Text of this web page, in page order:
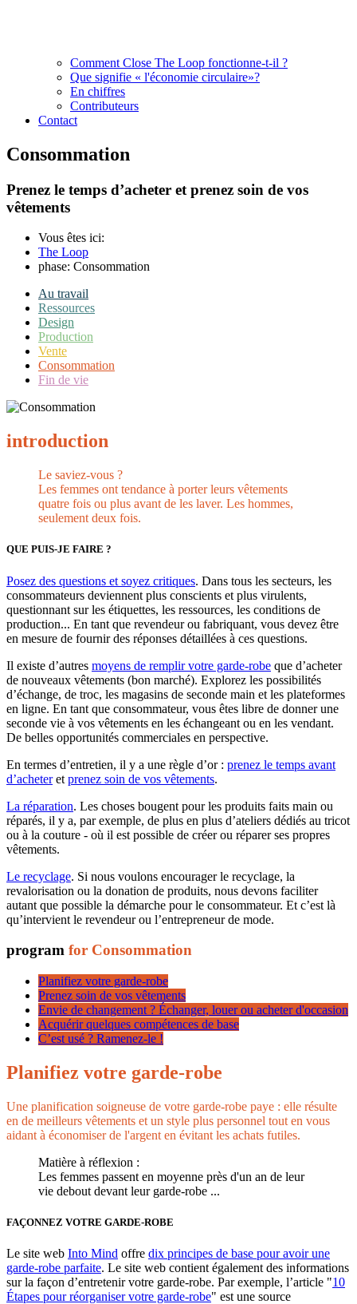
Comment Close The Loop fonctionne-t-il ?
Que signifie « l'économie circulaire»?
En chiffres
Contributeurs
Contact
Consommation
Prenez le temps d’acheter et prenez soin de vos
vêtements
Vous êtes ici:
The Loop
phase: Consommation
Au travail
Ressources
Design
Production
Vente
Consommation
Fin de vie
introduction
Le saviez-vous ?
Les femmes ont tendance à porter leurs vêtements
quatre fois ou plus avant de les laver. Les hommes,
seulement deux fois.
QUE PUIS-JE FAIRE ?
Posez des questions et soyez critiques. Dans tous les secteurs, les
consommateurs deviennent plus conscients et plus virulents,
questionnant sur les étiquettes, les ressources, les conditions de
production... En tant que revendeur ou fabriquant, vous devez être
en mesure de fournir des réponses détaillées à ces questions.
Il existe d’autres moyens de remplir votre garde-robe que d’acheter
de nouveaux vêtements (bon marché). Explorez les possibilités
d’échange, de troc, les magasins de seconde main et les plateformes
en ligne. En tant que consommateur, vous êtes libre de donner une
seconde vie à vos vêtements en les échangeant ou en les vendant.
De belles opportunités commerciales en perspective.
En termes d’entretien, il y a une règle d’or : prenez le temps avant
d’acheteret prenez soin de vos vêtements.
La réparation. Les choses bougent pour les produits faits main ou
réparés, il y a, par exemple, de plus en plus d’ateliers dédiés au tricot
ou à la couture - où il est possible de créer ou réparer ses propres
vêtements.
Le recyclage. Si nous voulons encourager le recyclage, la
revalorisation ou la donation de produits, nous devons faciliter
autant que possible la démarche pour le consommateur. Et c’est là
qu’intervient le revendeur ou l’entrepreneur de mode.
program for Consommation
Planifiez votre garde-robe
Prenez soin de vos vêtements
Envie de changement ? Échanger, louer ou acheter d'occasion
Acquérir quelques compétences de base
C’est usé ? Ramenez-le !
Planifiez votre garde-robe
Une planification soigneuse de votre garde-robe paye : elle résulte
en de meilleurs vêtements et un style plus personnel tout en vous
aidant à économiser de l'argent en évitant les achats futiles.
Matière à réflexion :
Les femmes passent en moyenne près d'un an de leur
vie debout devant leur garde-robe ...
FAÇONNEZ VOTRE GARDE-ROBE
Le site web Into Mind offre dix principes de base pour avoir une
garde-robe parfaite. Le site web contient également des informations
sur la façon d’entretenir votre garde-robe. Par exemple, l’article "10
Étapes pour réorganiser votre garde-robe" est une source